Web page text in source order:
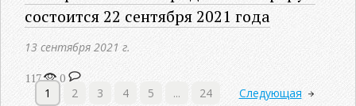
состоится 22 сентября 2021 года
13 сентября 2021 г.
117
0
1
2 3 4 5 ... 24 Следующая